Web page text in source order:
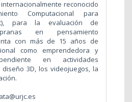
reconocido
Computacional para
para la evaluación de
en pensamiento
con más de 15 años de
como emprendedora y
en actividades
3D, los videojuegos, la